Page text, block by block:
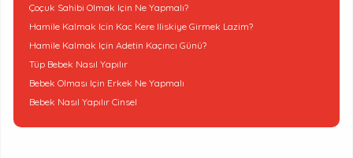
Çoçuk Sahibi Olmak Için Ne Yapmalı?
Hamile Kalmak Icin Kac Kere Iliskiye Girmek Lazim?
Hamile Kalmak Için Adetin Kaçıncı Günü?
Tüp Bebek Nasıl Yapılır
Bebek Olması Için Erkek Ne Yapmalı
Bebek Nasıl Yapılır Cinsel